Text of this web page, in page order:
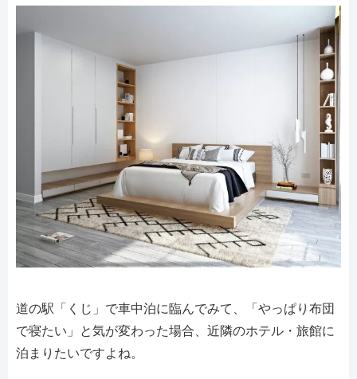
道の駅「くじ」で車中泊に臨んでみて、「やっぱり布団
で寝たい」と気が変わった場合、近隣のホテル・旅館に
泊まりたいですよね。